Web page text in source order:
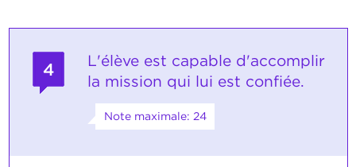
4
L'élève est capable d'accomplir
la mission qui lui est confiée.
Note maximale: 24